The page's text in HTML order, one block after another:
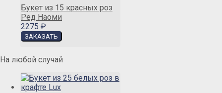
Букет из 15 красных роз
Ред Наоми
2275 ₽
На любой случай